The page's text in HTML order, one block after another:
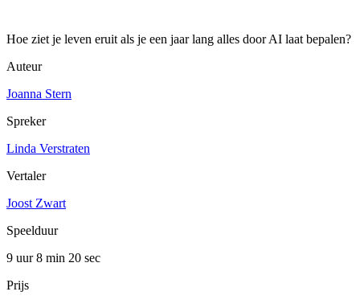
Hoe ziet je leven eruit als je een jaar lang alles door AI laat bepalen?
Auteur
Joanna Stern
Spreker
Linda Verstraten
Vertaler
Joost Zwart
Speelduur
9 uur 8 min 20 sec
Prijs